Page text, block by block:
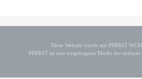
Diese Website wurde mit PHPKIT
PHPKIT ist eine eingetragene Marke der